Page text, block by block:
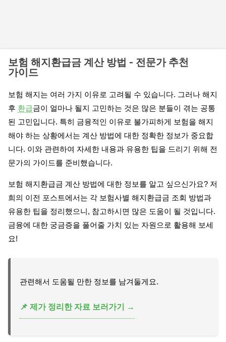
보험 해지환급금 계산 방법 - 전문가 추천
가이드
보험 해지는 여러 가지 이유로 고려될 수 있습니다. 그러나 해지
후 환급금이 얼마나 될지 고민하는 것은 많은 분들이 겪는 공통
된 고민입니다. 특히 금융적인 이유로 불가피하게 보험을 해지
해야 하는 상황에서는 계산 방법에 대한 정확한 정보가 중요합
니다. 이와 관련하여 자세한 내용과 유용한 팁을 드리기 위해 전
문가의 가이드를 준비했습니다.
보험 해지환급금 계산 방법에 대한 정보를 알고 싶으신가요? 저
희의 이전 포스트에서는 각 보험사별 해지환급금 조회 방법과
유용한 팁을 정리했으니, 참고하시면 많은 도움이 될 것입니다.
금융에 대한 궁금증을 풀어줄 가치 있는 자원으로 활용해 보세
요!
관련해서 도움될 만한 정보를 남겨둘게요.
📌 제가 정리한 자료 보러가기 →